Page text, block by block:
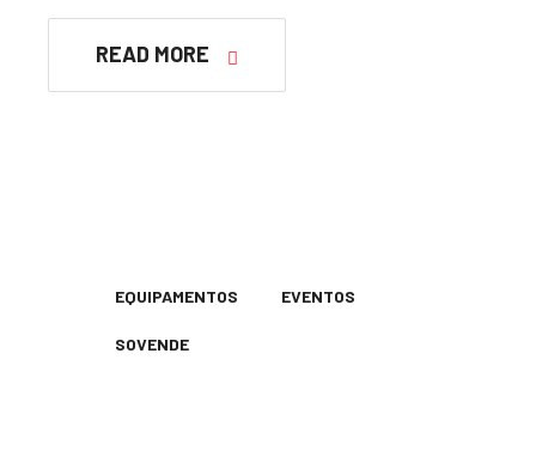
READ MORE
EQUIPAMENTOS EVENTOS
SOVENDE